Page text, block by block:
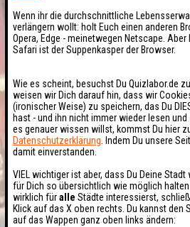
Wenn ihr die durchschnittliche
verlängern wollt: holt Euch einen anderen
Opera, Edge - meinetwegen Netscape. Aber
Safari ist der Suppenkasper der Browser.
Wie es scheint, besuchst Du Quizlabor.de
weisen wir Dich darauf hin, dass wir
(ironischer Weise) zu speichern, das Du
hast - und ihn nicht immer wieder lesen
es genauer wissen willst, kommst Du hier
Datenschutzerklärung . Indem Du unsere
damit einverstanden.
VIEL wichtiger ist aber, dass Du Deine
für Dich so übersichtlich wie möglich halten
wirklich füralle Städte interessierst,
Klick auf das X oben rechts. Du kannst den
auf das Wappen ganz oben links ändern: